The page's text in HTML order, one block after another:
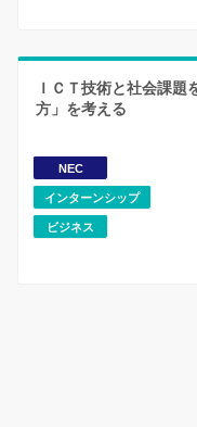
ＩＣＴ技術と社会課題
方」を考える
NEC
インターンシップ
ビジネス